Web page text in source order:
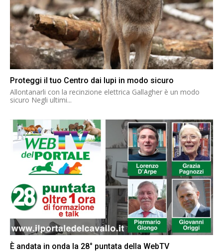
Proteggi il tuo Centro dai lupi in modo sicuro
Allontanarli con la recinzione elettrica Gallagher è un modo
sicuro Negli ultimi...
È andata in onda la 28° puntata della WebTV